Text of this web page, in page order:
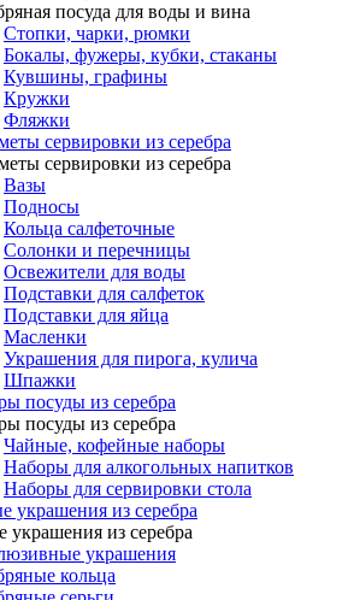
посуда для воды и вина
Стопки, чарки, рюмки
Бокалы, фужеры, кубки, стаканы
Кувшины, графины
Кружки
Фляжки
сервировки из серебра
сервировки из серебра
Вазы
Подносы
Кольца салфеточные
Солонки и перечницы
Освежители для воды
Подставки для салфеток
Подставки для яйца
Масленки
Украшения для пирога, кулича
Шпажки
посуды из серебра
посуды из серебра
Чайные, кофейные наборы
Наборы для алкогольных напитков
Наборы для сервировки стола
украшения из серебра
из серебра
украшения
кольца